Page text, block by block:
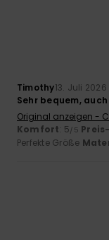
Timothy13. Juli 2026
Sehr bequem,
Original anzeigen -
Komfort: 5/5
Perfekte Größe